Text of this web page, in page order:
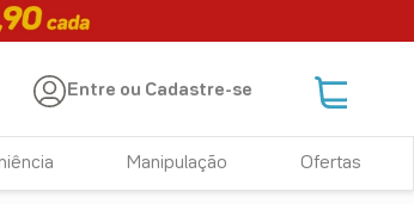
Entre ou Cadastre-se
Manipulação Ofertas